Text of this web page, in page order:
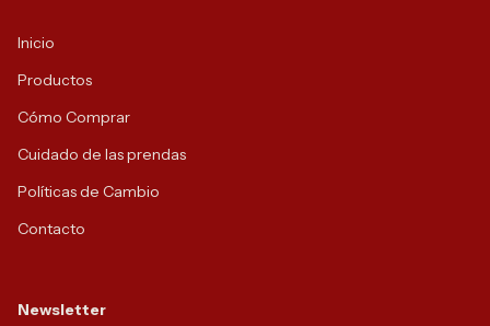
Inicio
Productos
Cómo Comprar
Cuidado de las prendas
Políticas de Cambio
Contacto
Newsletter